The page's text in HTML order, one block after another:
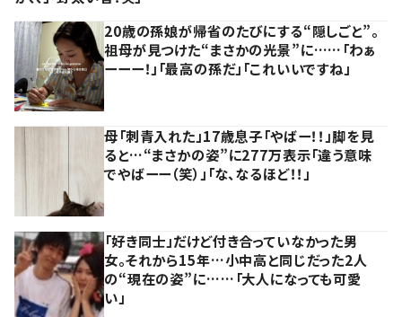
20歳の孫娘が帰省のたびにする“隠しごと”。
祖母が見つけた“まさかの光景”に……「わぁ
ーーー！」「最高の孫だ」「これいいですね」
母「刺青入れた」17歳息子「やばー！！」脚を見
ると…“まさかの姿”に277万表示「違う意味
でやばーー（笑）」「な、なるほど！！」
「好き同士」だけど付き合っていなかった男
女。それから15年…小中高と同じだった2人
の“現在の姿”に……「大人になっても可愛
い」